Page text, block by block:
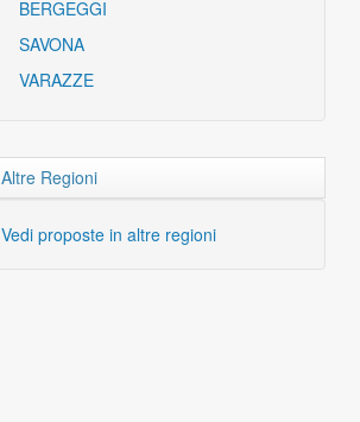
BERGEGGI
SAVONA
VARAZZE
Altre Regioni
Vedi proposte in altre regioni